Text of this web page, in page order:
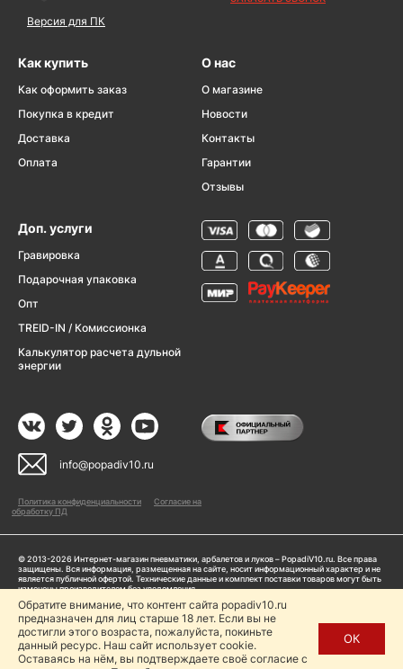
Версия для ПК
Как купить
Как оформить заказ
Покупка в кредит
Доставка
Оплата
О нас
О магазине
Новости
Контакты
Гарантии
Отзывы
Доп. услуги
Гравировка
Подарочная упаковка
Опт
TREID-IN / Комиссионка
Калькулятор расчета дульной
энергии
info@popadiv10.ru
Политика конфиденциальности
Согласие на
обработку ПД
© 2013-2026 Интернет-магазин пневматики, арбалетов и луков – PopadiV10.ru. Все права
защищены. Вся информация, размещенная на сайте, носит информационный характер и не
является публичной офертой. Технические данные и комплект поставки товаров могут быть
изменены производителем без уведомления
ИП Жарук Александр Сергеевич, ОГРНИП: 314504704200042
Пользуясь сайтом Popadiv10.ru, пользователь автоматически соглашается с условиями,
прописанными в
Политике конфиденциальности
Копирование любой информации (тексты, фото, видео и др.) с сайта Popadiv10 запрещено,
за исключением наличия письменного согласия администрации сайта Popadiv10.
Обратите внимание, что контент сайта popadiv10.ru
предназначен для лиц старше 18 лет. Если вы не
достигли этого возраста, пожалуйста, покиньте
данный ресурс. Наш сайт использует cookie.
Оставаясь на нём, вы подтверждаете своё согласие с
ОК